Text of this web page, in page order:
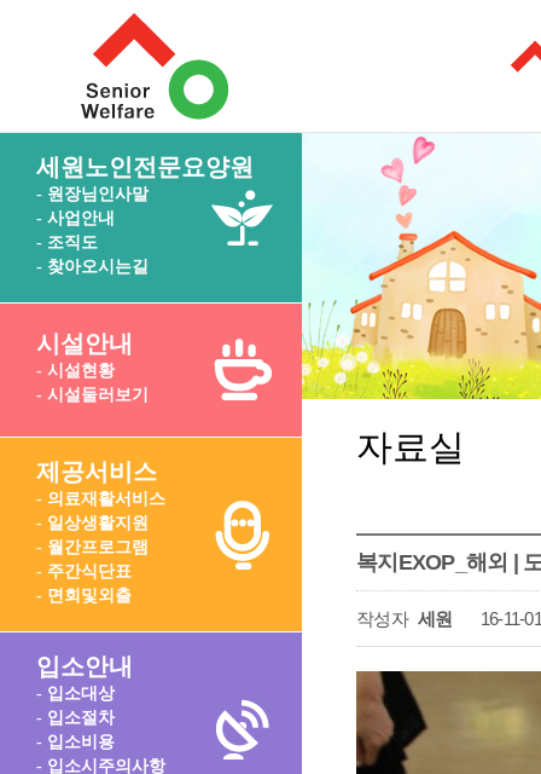
세원노인전문요양원
- 원장님인사말
- 사업안내
- 조직도
- 찾아오시는길
시설안내
- 시설현황
- 시설둘러보기
제공서비스
- 의료재활서비스
- 일상생활지원
- 월간프로그램
- 주간식단표
- 면회및외출
입소안내
- 입소대상
- 입소절차
- 입소비용
- 입소시주의사항
자료실
복지EXOP_해외 |
작성자 세원 16-11-